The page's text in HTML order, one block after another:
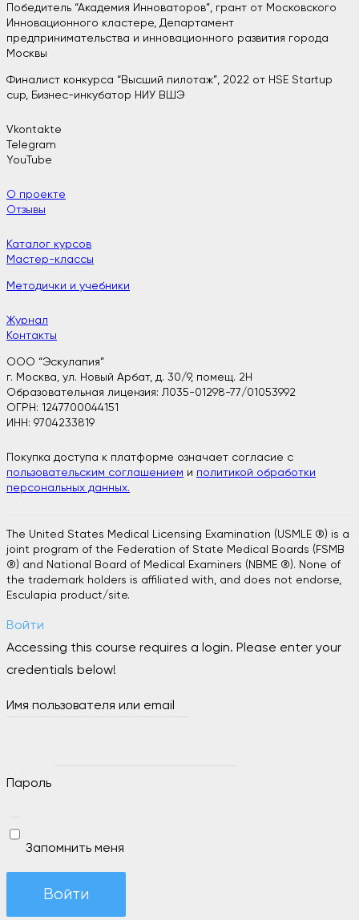
Победитель “Академия Инноваторов”, грант от Московского
Инновационного кластере, Департамент
предпринимательства и инновационного развития города
Москвы
Финалист конкурса “Высший пилотаж”, 2022 от HSE Startup
cup, Бизнес-инкубатор НИУ ВШЭ
Vkontakte
Telegram
YouTube
О проекте
Отзывы
Каталог курсов
Мастер-классы
Методички и учебники
Журнал
Контакты
ООО “Эскулапия”
г. Москва, ул. Новый Арбат, д. 30/9, помещ. 2H
Образовательная лицензия: Л035-01298-77/01053992
ОГРН: 1247700044151
ИНН: 9704233819
Покупка доступа к платформе означает согласие с
пользовательским соглашением и политикой обработки
персональных данных.
The United States Medical Licensing Examination (USMLE ®) is a
joint program of the Federation of State Medical Boards (FSMB
®) and National Board of Medical Examiners (NBME ®). None of
the trademark holders is affiliated with, and does not endorse,
Esculapia product/site.
Войти
Accessing this course requires a login. Please enter your
credentials below!
Имя пользователя или email
Пароль
Запомнить меня